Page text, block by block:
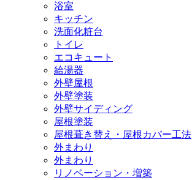
浴室
キッチン
洗面化粧台
トイレ
エコキュート
給湯器
外壁屋根
外壁塗装
外壁サイディング
屋根塗装
屋根葺き替え・屋根カバー工法
外まわり
外まわり
リノベーション・増築